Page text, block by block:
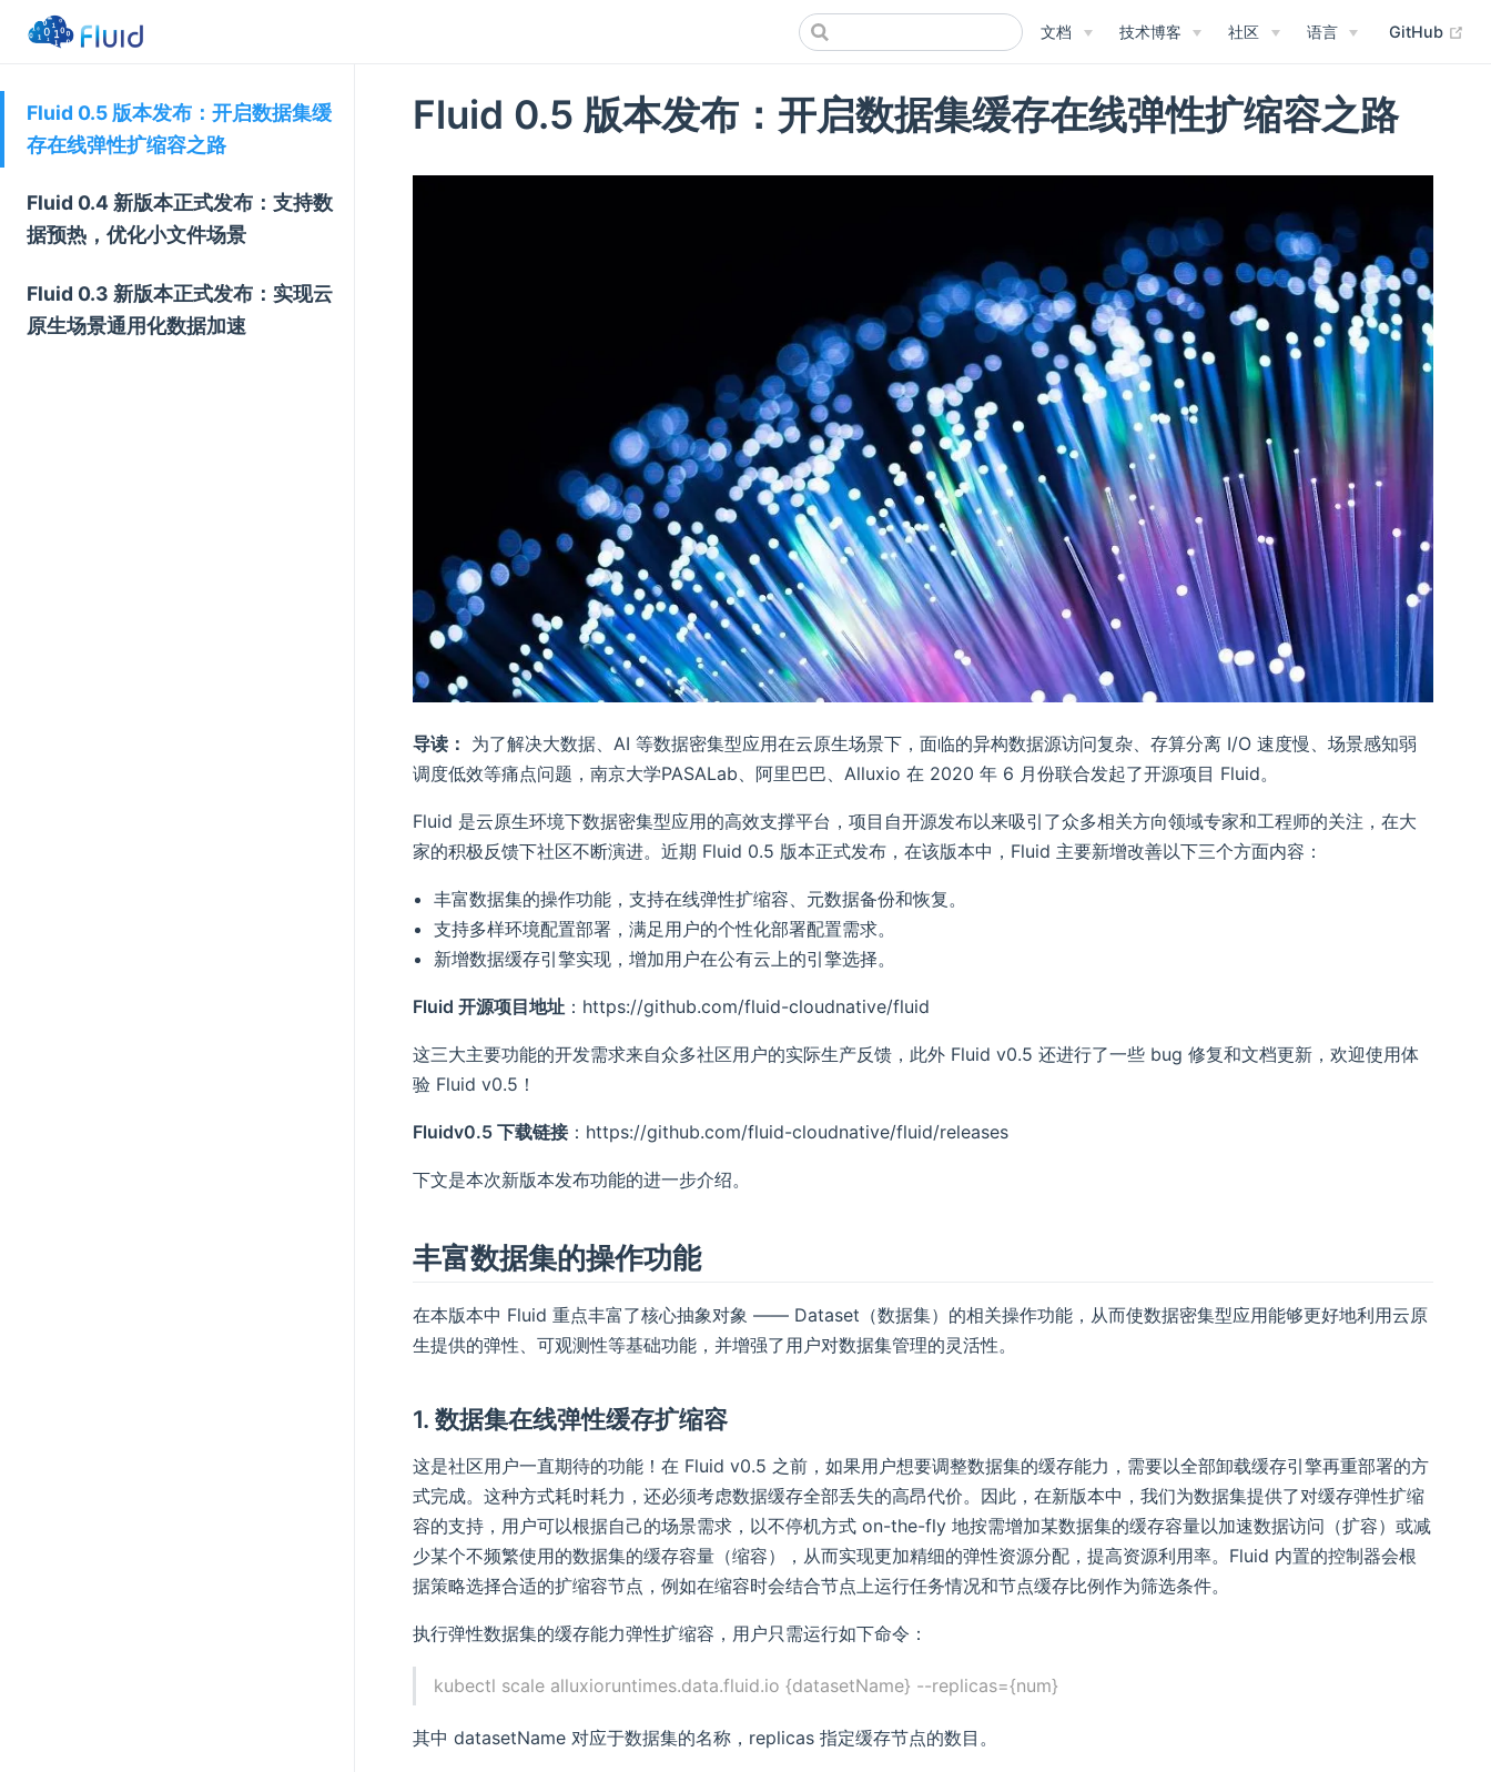
文档 技术博客 社区 语言 GitHub
Fluid 0.5 版本发布：开启数据集缓
存在线弹性扩缩容之路
Fluid 0.4 新版本正式发布：支持数
据预热，优化小文件场景
Fluid 0.3 新版本正式发布：实现云
原生场景通用化数据加速
Fluid 0.5 版本发布：开启数据集缓存在线弹性扩缩容之路
导读： 为了解决大数据、AI 等数据密集型应用在云原生场景下，面临的异构数据源访问复杂、存算分离 I/O 速度慢、场景感知弱
调度低效等痛点问题，南京大学PASALab、阿里巴巴、Alluxio 在 2020 年 6 月份联合发起了开源项目 Fluid。
Fluid 是云原生环境下数据密集型应用的高效支撑平台，项目自开源发布以来吸引了众多相关方向领域专家和工程师的关注，在大
家的积极反馈下社区不断演进。近期 Fluid 0.5 版本正式发布，在该版本中，Fluid 主要新增改善以下三个方面内容：
丰富数据集的操作功能，支持在线弹性扩缩容、元数据备份和恢复。
支持多样环境配置部署，满足用户的个性化部署配置需求。
新增数据缓存引擎实现，增加用户在公有云上的引擎选择。
Fluid 开源项目地址 ：https://github.com/fluid-cloudnative/fluid
这三大主要功能的开发需求来自众多社区用户的实际生产反馈，此外 Fluid v0.5 还进行了一些 bug 修复和文档更新，欢迎使用体
验 Fluid v0.5！
Fluidv0.5 下载链接：https://github.com/fluid-cloudnative/fluid/releases
下文是本次新版本发布功能的进一步介绍。
丰富数据集的操作功能
在本版本中 Fluid 重点丰富了核心抽象对象 —— Dataset（数据集）的相关操作功能，从而使数据密集型应用能够更好地利用云原
生提供的弹性、可观测性等基础功能，并增强了用户对数据集管理的灵活性。
1. 数据集在线弹性缓存扩缩容
这是社区用户一直期待的功能！在 Fluid v0.5 之前，如果用户想要调整数据集的缓存能力，需要以全部卸载缓存引擎再重部署的方
式完成。这种方式耗时耗力，还必须考虑数据缓存全部丢失的高昂代价。因此，在新版本中，我们为数据集提供了对缓存弹性扩缩
容的支持，用户可以根据自己的场景需求，以不停机方式 on-the-fly 地按需增加某数据集的缓存容量以加速数据访问（扩容）或减
少某个不频繁使用的数据集的缓存容量（缩容），从而实现更加精细的弹性资源分配，提高资源利用率。Fluid 内置的控制器会根
据策略选择合适的扩缩容节点，例如在缩容时会结合节点上运行任务情况和节点缓存比例作为筛选条件。
执行弹性数据集的缓存能力弹性扩缩容，用户只需运行如下命令：
kubectl scale alluxioruntimes.data.fluid.io {datasetName} --replicas={num}
其中 datasetName 对应于数据集的名称，replicas 指定缓存节点的数目。